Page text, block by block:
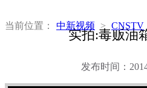
当前位置： 中新视频 > CNSTV
实拍:毒贩油
发布时间：